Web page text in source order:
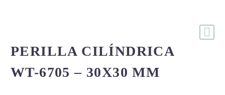
PERILLA CILÍNDRICA
WT-6705 – 30X30 MM